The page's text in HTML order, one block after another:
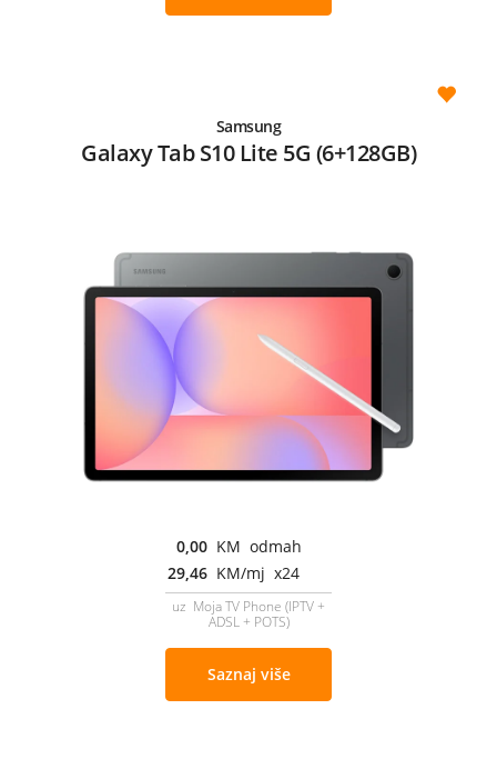
Samsung
Galaxy Tab S10 Lite 5G (6+128GB)
0,00 KM odmah
29,46 KM/mj x24
uz Moja TV Phone (IPTV +
ADSL + POTS)
Saznaj više